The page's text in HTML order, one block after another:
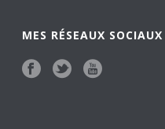
MES RÉSEAUX SOCIAUX